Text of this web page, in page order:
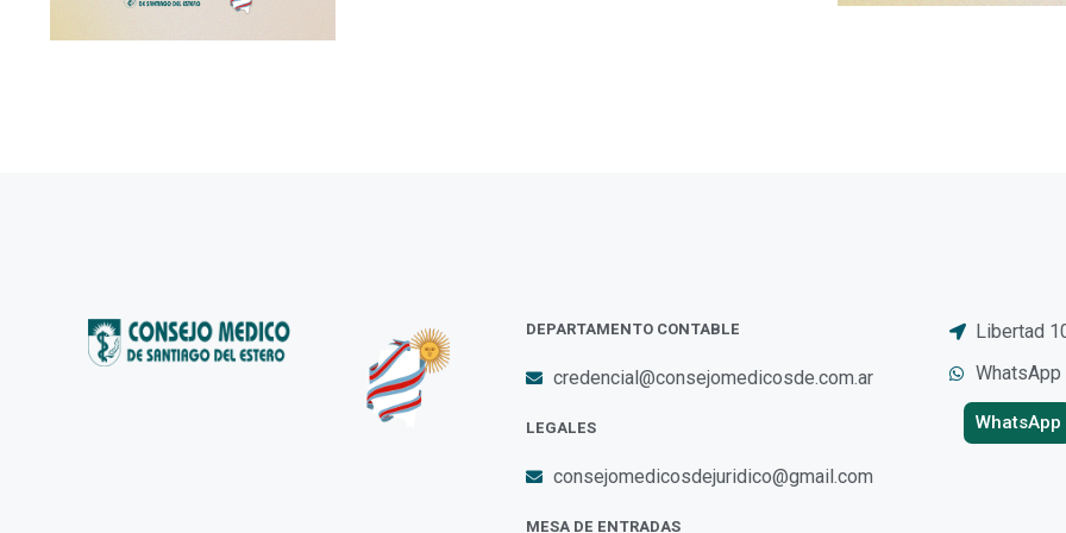
DEPARTAMENTO CONTABLE
credencial@consejomedicosde.com.ar
LEGALES
consejomedicosdejuridico@gmail.com
MESA DE ENTRADAS
Libertad
WhatsApp
WhatsApp